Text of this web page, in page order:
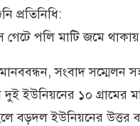
প্রতিনিধি:
পলি মাটি জমে
সংবাদ সম্মেলন
ইউনিয়নের ১০ গ্রামের
বড়দল ইউনিয়নের